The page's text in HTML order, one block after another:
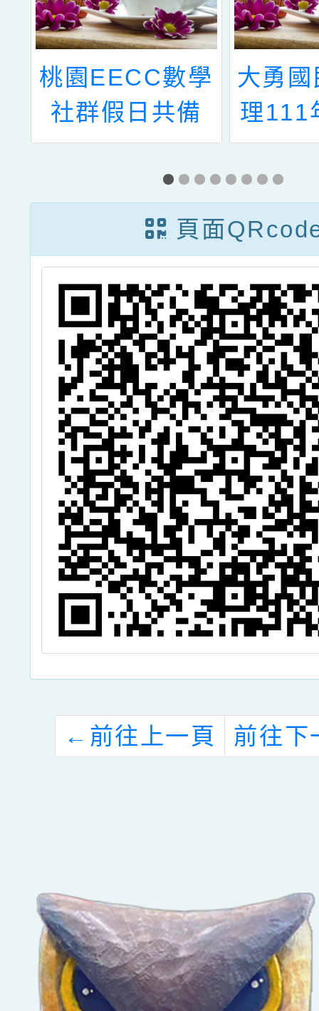
桃園EECC數學
社群假日共備
「主題~妙純的
「時」「速」列
車—量與實測
二」
大勇
理111
動中
習精
研
頁面
← 前往上一頁 前往下